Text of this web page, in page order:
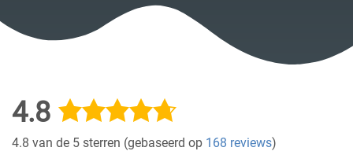
4.8
4.8 van de 5 sterren (gebaseerd op 168 reviews)